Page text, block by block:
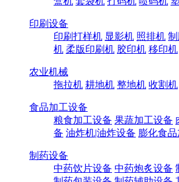
印刷设备
印刷打样机 显影机 照排机
机 柔版印刷机 胶印机 移印机
农业机械
拖拉机 耕地机 整地机 收割机
食品加工设备
粮食加工设备 果蔬加工设备
备 油炸机|油炸设备 膨化食
制药设备
中药饮片设备 中药炮炙设备